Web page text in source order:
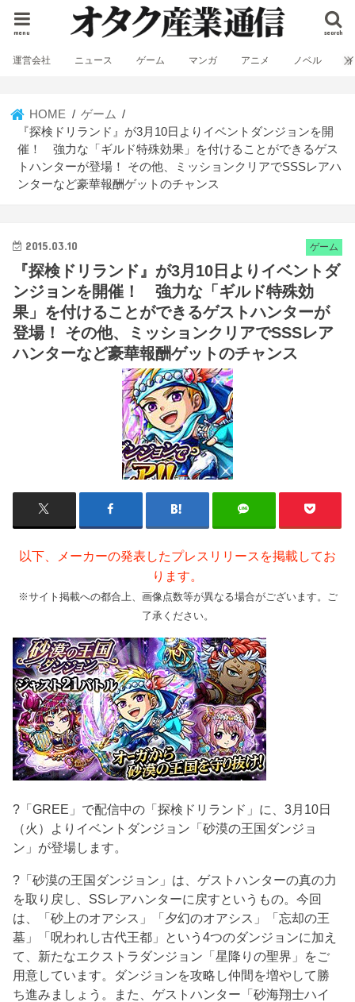
search
menu
運営会社 ニュース ゲーム マンガ アニメ ノベル
HOME
ゲーム
『探検ドリランド』が3月10日よりイベントダンジョンを開
催！ 強力な「ギルド特殊効果」を付けることができるゲス
トハンターが登場！ その他、ミッションクリアでSSSレアハ
ンターなど豪華報酬ゲットのチャンス
ゲーム
2015.03.10
『探検ドリランド』が3月10日よりイベントダ
ンジョンを開催！ 強力な「ギルド特殊効
果」を付けることができるゲストハンターが
登場！ その他、ミッションクリアでSSSレア
ハンターなど豪華報酬ゲットのチャンス
以下、メーカーの発表したプレスリリースを掲載してお
ります。
※サイト掲載への都合上、画像点数等が異なる場合がございます。ご
了承ください。
?「GREE」で配信中の「探検ドリランド」に、3月10日
（火）よりイベントダンジョン「砂漠の王国ダンジョ
ン」が登場します。
?「砂漠の王国ダンジョン」は、ゲストハンターの真の力
を取り戻し、SSレアハンターに戻すというもの。今回
は、「砂上のオアシス」「夕幻のオアシス」「忘却の王
墓」「呪われし古代王都」という4つのダンジョンに加え
て、新たなエクストラダンジョン「星降りの聖界」をご
用意しています。ダンジョンを攻略し仲間を増やして勝
ち進みましょう。また、ゲストハンター「砂海翔士ハイ